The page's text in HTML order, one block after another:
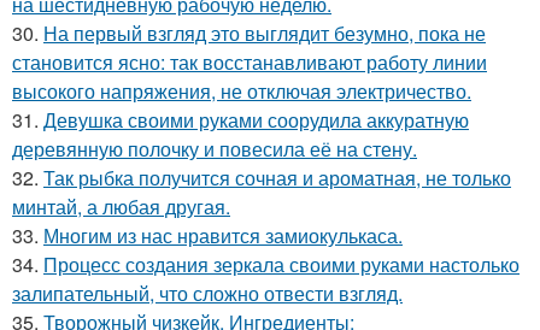
30. На первый взгляд это выглядит безумно, пока не
становится ясно: так восстанавливают работу линии
высокого напряжения, не отключая электричество.
31. Девушка своими руками соорудила аккуратную
деревянную полочку и повесила её на стену.
32. Так рыбка получится сочная и ароматная, не только
минтай, а любая другая.
33. Многим из нас нравится замиокулькаса.
34. Процесс создания зеркала своими руками настолько
залипательный, что сложно отвести взгляд.
35. Творожный чизкейк. Ингредиенты: